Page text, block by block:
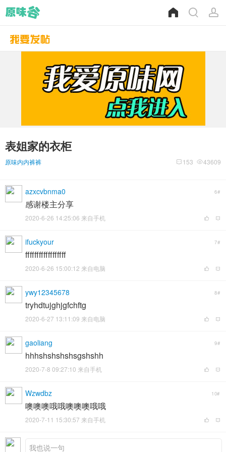
表姐家的衣柜
原味内内裤裤 43609
153
azxcvbnma0 6#
感谢楼主分享
2020-6-26 14:25:06 来自手机
ifuckyour 7#
ffffffffffffffffff
2020-6-26 15:00:12 来自电脑
ywy12345678 8#
tryhdtujghjgfchftg
2020-6-27 13:11:09 来自电脑
gaoliang 9#
hhhshshshshsgshshh
2020-7-8 09:27:10 来自手机
Wzwdbz 10#
噢噢噢哦哦噢噢噢哦哦
2020-7-11 15:30:57 来自手机